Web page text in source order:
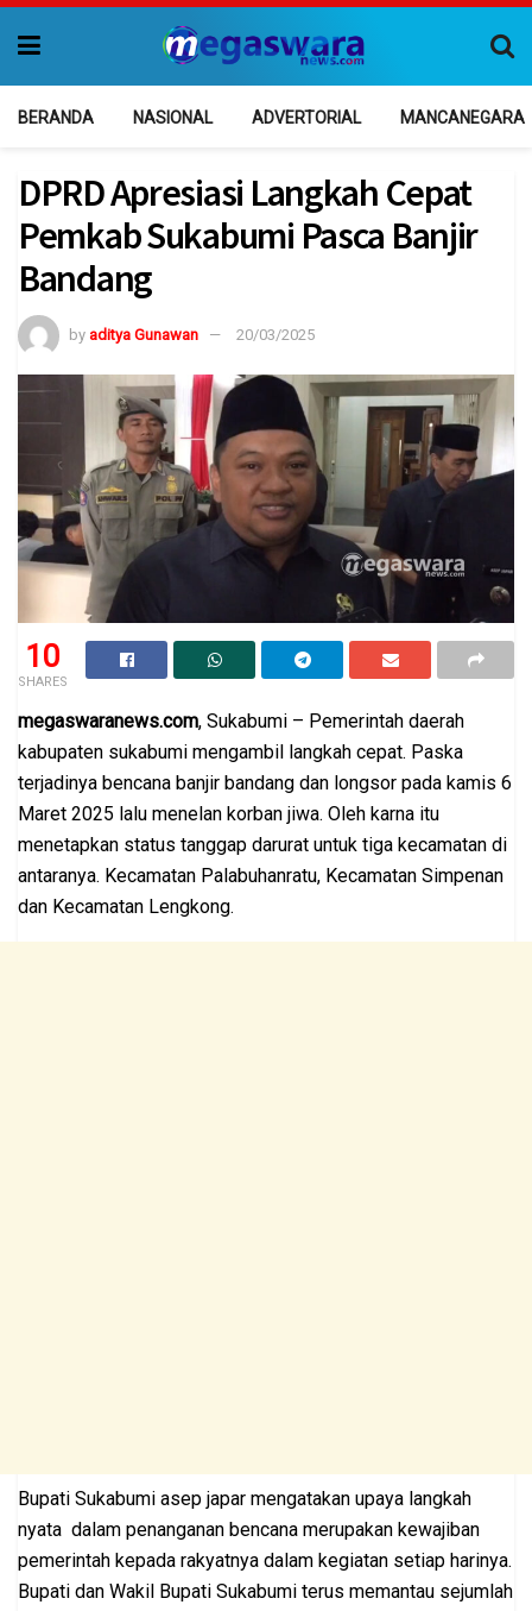
BERANDA NASIONAL ADVERTORIAL MANCANEGARA
DPRD Apresiasi Langkah Cepat
Pemkab Sukabumi Pasca Banjir
Bandang
by aditya Gunawan 20/03/2025
10
SHARES
megaswaranews.com, Sukabumi – Pemerintah daerah
kabupaten sukabumi mengambil langkah cepat. Paska
terjadinya bencana banjir bandang dan longsor pada kamis 6
Maret 2025 lalu menelan korban jiwa. Oleh karna itu
menetapkan status tanggap darurat untuk tiga kecamatan di
antaranya. Kecamatan Palabuhanratu, Kecamatan Simpenan
dan Kecamatan Lengkong.
Bupati Sukabumi asep japar mengatakan upaya langkah
nyata dalam penanganan bencana merupakan kewajiban
pemerintah kepada rakyatnya dalam kegiatan setiap harinya.
Bupati dan Wakil Bupati Sukabumi terus memantau sejumlah